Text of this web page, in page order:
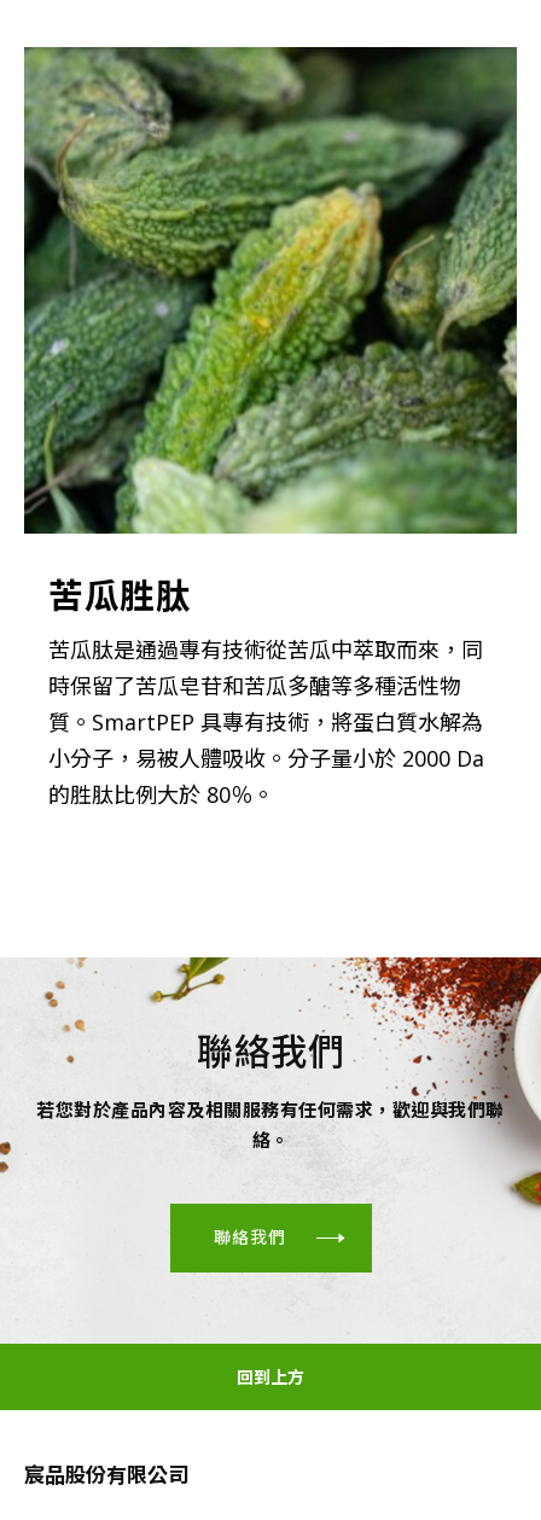
苦瓜胜肽
苦瓜肽是通過專有技術從苦瓜中萃取而來，同
時保留了苦瓜皂苷和苦瓜多醣等多種活性物
質。SmartPEP 具專有技術，將蛋白質水解為
小分子，易被人體吸收。分子量小於 2000 Da
的胜肽比例大於 80％。
聯絡我們
若您對於產品內容及相關服務有任何需求，歡迎與我們聯
絡。
聯絡我們
回到上方
宸品股份有限公司